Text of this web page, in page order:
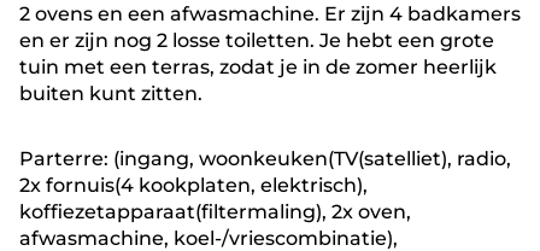
2 ovens en een afwasmachine. Er zijn 4 badkamers
en er zijn nog 2 losse toiletten. Je hebt een grote
tuin met een terras, zodat je in de zomer heerlijk
buiten kunt zitten.
Parterre: (ingang, woonkeuken(TV(satelliet), radio,
2x fornuis(4 kookplaten, elektrisch),
koffiezetapparaat(filtermaling), 2x oven,
afwasmachine, koel-/vriescombinatie),